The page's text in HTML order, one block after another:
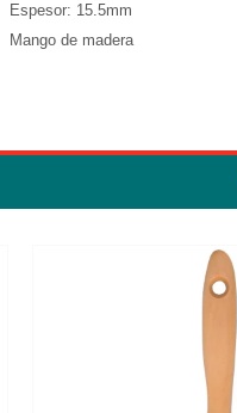
Espesor: 15.5mm
Mango de madera